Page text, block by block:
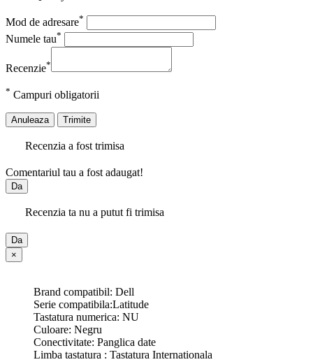
Mod de adresare*
Numele tau*
Recenzie*
* Campuri obligatorii
Anuleaza Trimite
Recenzia a fost trimisa
Comentariul tau a fost adaugat!
Da
Recenzia ta nu a putut fi trimisa
Da
×
Brand compatibil: Dell
Serie compatibila:Latitude
Tastatura numerica: NU
Culoare: Negru
Conectivitate: Panglica date
Limba tastatura : Tastatura Internationala